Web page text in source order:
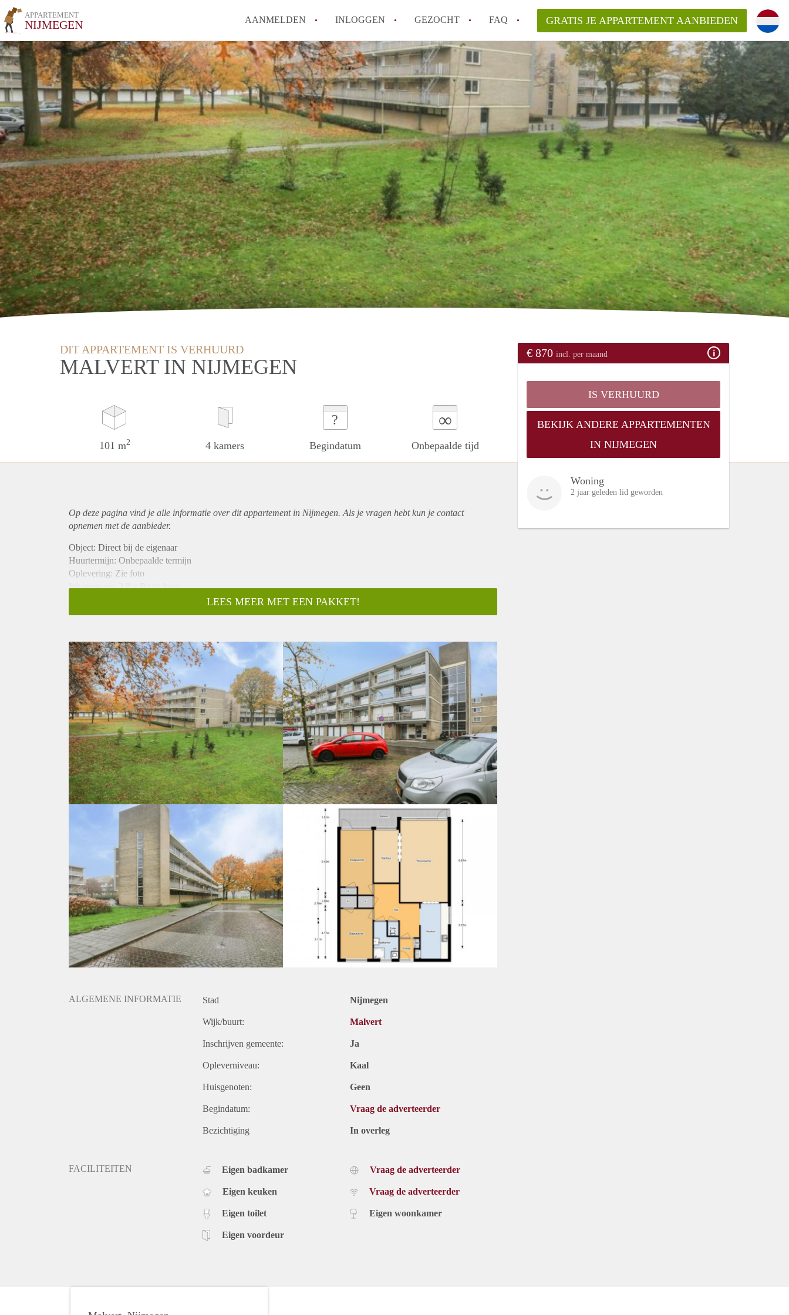
APPARTEMENT
NIJMEGEN AANMELDEN INLOGGEN GEZOCHT FAQ
Wat is AppartementNijmegen?
Hoeveel kost het om te reageren op een Appartement in Nijmegen?
Wat is de privacyverklaring van AppartementNijmegen?
Berekent AppartementNijmegen
makelaarsvergoeding/bemiddelingsvergoeding?
Is AppartementNijmegen verantwoordelijk voor het aangeboden
Appartement / Appartementen in Nijmegen?
Alle veelgestelde vragen
GRATIS JE APPARTEMENT AANBIEDEN
DIT APPARTEMENT IS VERHUURD
MALVERT IN NIJMEGEN
101 m2 4 kamers
?
Begindatum
∞
Onbepaalde tijd
€ 870 incl. per maand
IS VERHUURD
BEKIJK ANDERE APPARTEMENTEN
IN NIJMEGEN
Woning
2 jaar geleden lid geworden
Op deze pagina vind je alle informatie over ditappartementin Nijmegen. Als je vragen hebt kun je contact
opnemen met de aanbieder.
Object: Direct bij de eigenaar
Huurtermijn: Onbepaalde termijn
Oplevering: Zie foto
Inkomen eis: 2,8 x Bruto huur
Borg: 1 Maand
Huisdieren toegestaan: Afhankelijk van de Eigenaar
Huurtoeslag grens: Nee
Geschikt voor studenten: Afhankelijk van de Eigenaar
LEES MEER MET EEN PAKKET!
ALGEMENE INFORMATIE Stad Nijmegen
Wijk/buurt: Malvert
Inschrijven gemeente: Ja
Opleverniveau: Kaal
Huisgenoten: Geen
Begindatum: Vraag de adverteerder
Bezichtiging In overleg
FACILITEITEN Eigen badkamer
Eigen keuken
Eigen toilet
Eigen voordeur
Vraag de adverteerder
Vraag de adverteerder
Eigen woonkamer